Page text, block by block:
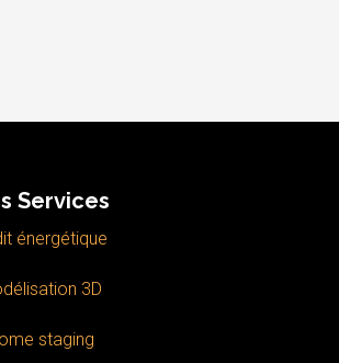
Services
énergétique
3D
staging